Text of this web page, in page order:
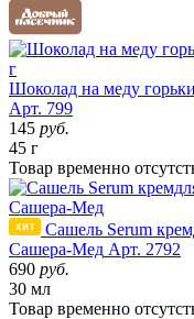
Шоколад на меду
Арт. 799
145 руб.
45 г
Товар временно
Сашель Serum
Сашера-Мед Арт. 2792
690 руб.
30 мл
Товар временно